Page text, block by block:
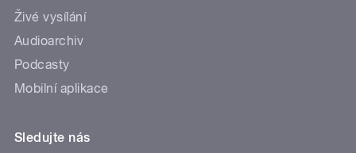
Živé vysílání
Audioarchiv
Podcasty
Mobilní aplikace
Sledujte nás